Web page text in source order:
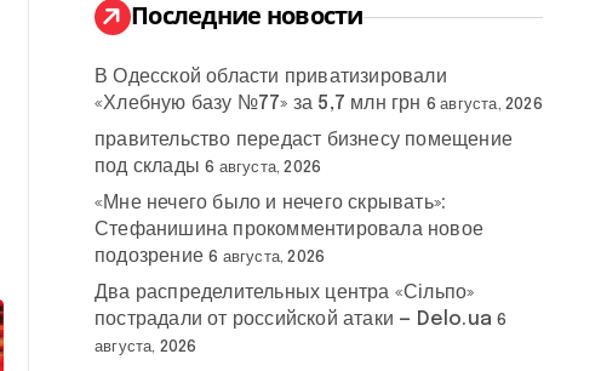
:
Последние новости
В Одесской области приватизировали
«Хлебную базу №77» за 5,7 млн грн 6 августа, 2026
правительство передаст бизнесу помещение
под склады 6 августа, 2026
«Мне нечего было и нечего скрывать»:
Стефанишина прокомментировала новое
подозрение 6 августа, 2026
Два распределительных центра «Сільпо»
пострадали от российской атаки — Delo.ua 6
августа, 2026